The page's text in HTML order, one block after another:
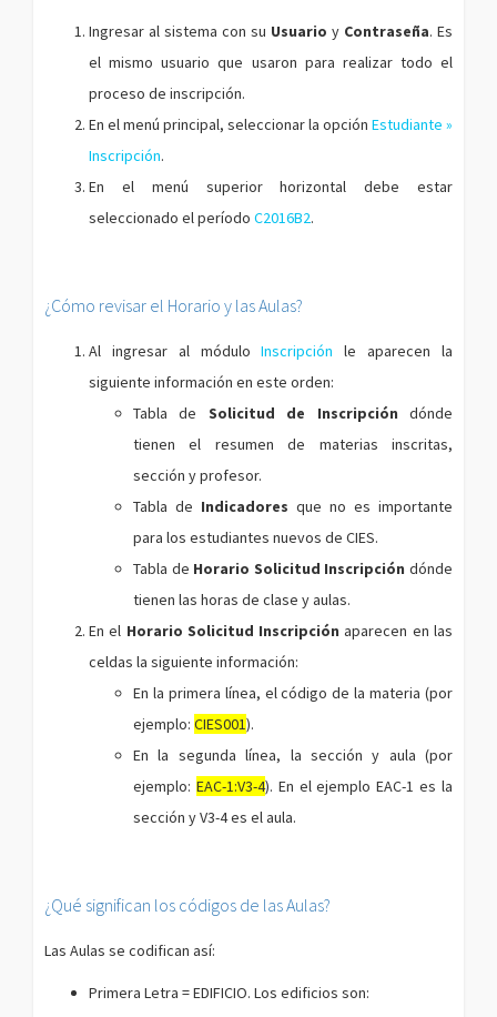
Ingresar al sistema con su Usuario y Contraseña. Es
el mismo usuario que usaron para realizar todo el
proceso de inscripción.
En el menú principal, seleccionar la opción Estudiante »
Inscripción.
En el menú superior horizontal debe estar
seleccionado el período C2016B2.
¿Cómo revisar el Horario y las Aulas?
Al ingresar al móduloInscripción le aparecen la
siguiente información en este orden:
Tabla de Solicitud de Inscripción dónde
tienen el resumen de materias inscritas,
sección y profesor.
Tabla de Indicadores que no es importante
para los estudiantes nuevos de CIES.
Tabla de Horario Solicitud Inscripción dónde
tienen las horas de clase y aulas.
En el Horario Solicitud Inscripción aparecen en las
celdas la siguiente información:
En la primera línea, el código de la materia (por
ejemplo: CIES001).
En la segunda línea, la sección y aula (por
ejemplo: EAC-1:V3-4). En el ejemplo EAC-1 es la
sección y V3-4 es el aula.
¿Qué significan los códigos de las Aulas?
Las Aulas se codifican así:
Primera Letra = EDIFICIO. Los edificios son: